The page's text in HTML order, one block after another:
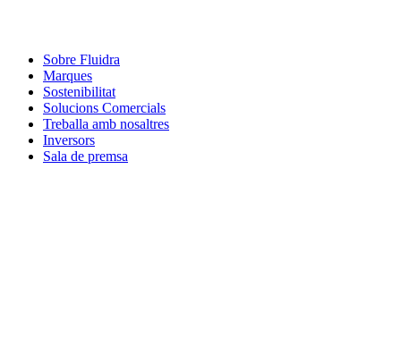
Sobre Fluidra
Marques
Sostenibilitat
Solucions Comercials
Treballa amb nosaltres
Inversors
Sala de premsa